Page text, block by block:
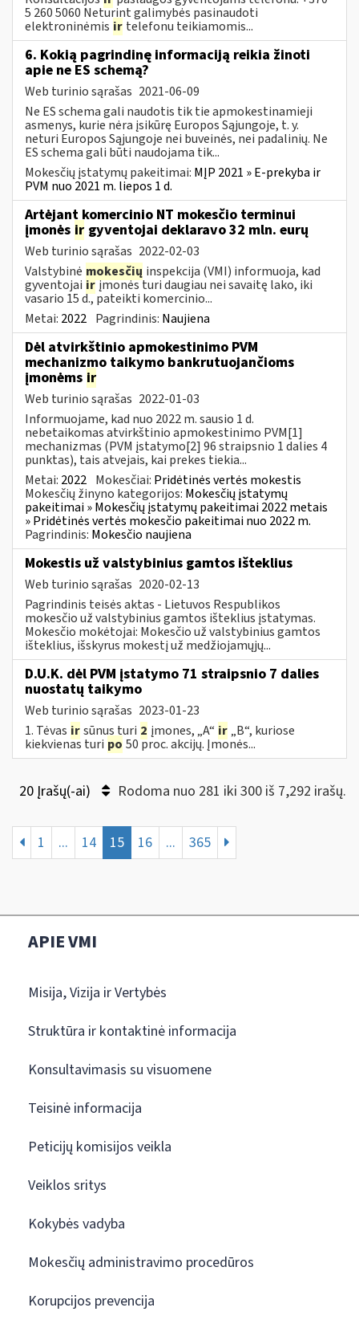
5 260 5060 Neturint galimybės pasinaudoti
elektroninėmis ir telefonu teikiamomis...
6. Kokią pagrindinę informaciją reikia žinoti
apie ne ES schemą?
Web turinio sąrašas 2021-06-09
Ne ES schema gali naudotis tik tie apmokestinamieji
asmenys, kurie nėra įsikūrę Europos Sąjungoje, t. y.
neturi Europos Sąjungoje nei buveinės, nei padalinių. Ne
ES schema gali būti naudojama tik...
Mokesčių įstatymų pakeitimai: MĮP 2021 » E-prekyba ir
PVM nuo 2021 m. liepos 1 d.
Artėjant komercinio NT mokesčio terminui
įmonės ir gyventojai deklaravo 32 mln. eurų
Web turinio sąrašas 2022-02-03
Valstybinė mokesčių inspekcija (VMI) informuoja, kad
gyventojai irįmonės turi daugiau nei savaitę lako, iki
vasario 15 d., pateikti komercinio...
Metai: 2022 Pagrindinis: Naujiena
Dėl atvirkštinio apmokestinimo PVM
mechanizmo taikymo bankrutuojančioms
įmonėms ir
Web turinio sąrašas 2022-01-03
Informuojame, kad nuo 2022 m. sausio 1 d.
nebetaikomas atvirkštinio apmokestinimo PVM[1]
mechanizmas (PVM įstatymo[2] 96 straipsnio 1 dalies 4
punktas), tais atvejais, kai prekes tiekia...
Metai: 2022 Mokesčiai: Pridėtinės vertės mokestis
Mokesčių žinyno kategorijos: Mokesčių įstatymų
pakeitimai » Mokesčių įstatymų pakeitimai 2022 metais
» Pridėtinės vertės mokesčio pakeitimai nuo 2022 m.
Pagrindinis: Mokesčio naujiena
Mokestis už valstybinius gamtos išteklius
Web turinio sąrašas 2020-02-13
Pagrindinis teisės aktas - Lietuvos Respublikos
mokesčio už valstybinius gamtos išteklius įstatymas.
Mokesčio mokėtojai: Mokesčio už valstybinius gamtos
išteklius, išskyrus mokestį už medžiojamųjų...
D.U.K. dėl PVM įstatymo 71 straipsnio 7 dalies
nuostatų taikymo
Web turinio sąrašas 2023-01-23
1. Tėvas irsūnus turi 2 įmones, „A“ ir„B“, kuriose
kiekvienas turi po 50 proc. akcijų. Įmonės...
20 Įrašų(-ai) Rodoma nuo 281 iki 300 iš 7,292 irašų.
1 ... 14 15 16 ... 365
APIE VMI
Misija, Vizija ir Vertybės
Struktūra ir kontaktinė informacija
Konsultavimasis su visuomene
Teisinė informacija
Peticijų komisijos veikla
Veiklos sritys
Kokybės vadyba
Mokesčių administravimo procedūros
Korupcijos prevencija